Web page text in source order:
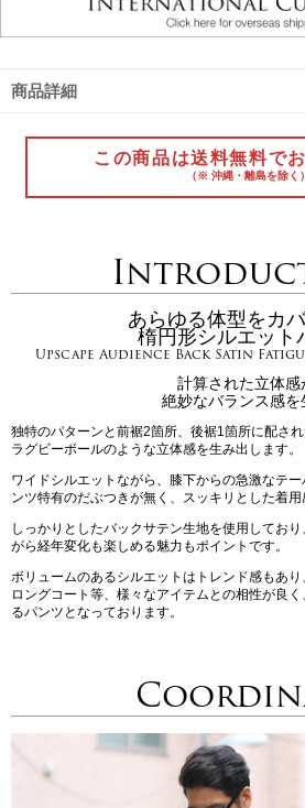
商品詳細
この商品は送料無料で
（※ 沖縄・離島を除く）
あらゆる体型をカ
楕円形シルエット
Upscape Audience Back Satin
計算された立体感
絶妙なバランス感を
独特のパターンと前裾2箇所、後裾1箇所に配され
ラグビーボールのような立体感を生み出します。
ワイドシルエットながら、膝下からの急激なテ
ンツ特有のだぶつきが無く、スッキリとした着用
しっかりとしたバックサテン生地を使用してお
がら経年変化も楽しめる魅力もポイントです。
ボリュームのあるシルエットはトレンド感もあり
ロングコート等、様々なアイテムとの相性が良
るパンツとなっております。